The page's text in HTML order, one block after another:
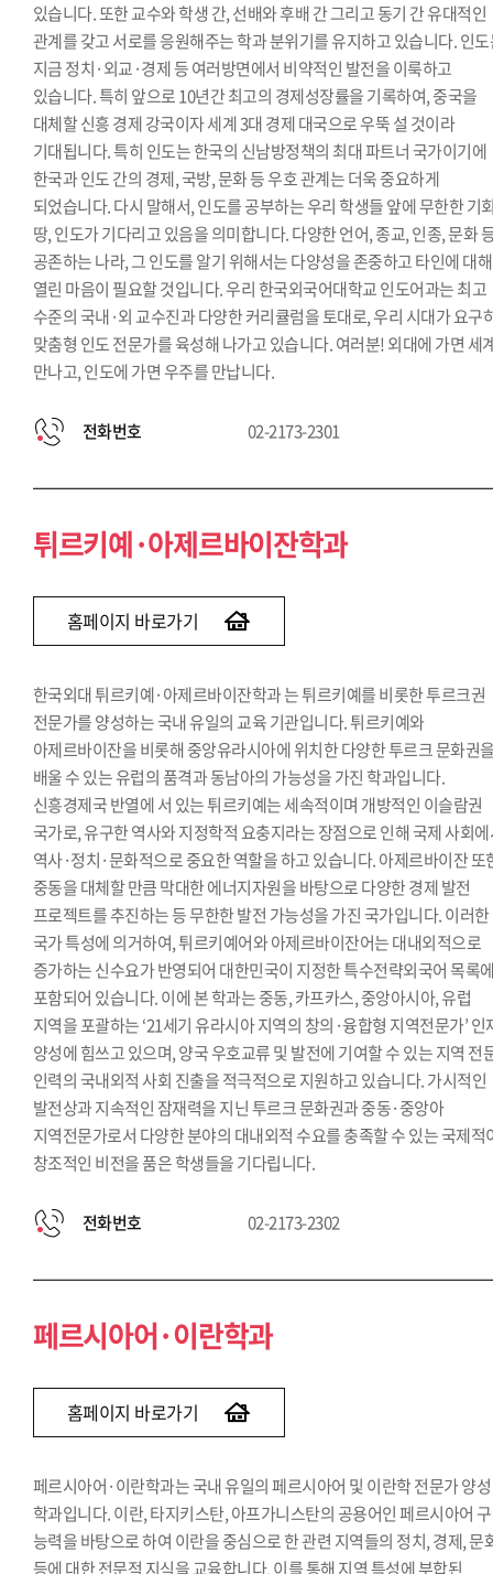
있습니다. 또한 교수와 학생 간, 선배와 후배 간 그리고 동기 간 유대적인
관계를 갖고 서로를 응원해주는 학과 분위기를 유지하고 있습니다. 인
지금 정치·외교·경제 등 여러방면에서 비약적인 발전을 이룩하고
있습니다. 특히 앞으로 10년간 최고의 경제성장률을 기록하여, 중국을
대체할 신흥 경제 강국이자 세계 3대 경제 대국으로 우뚝 설 것이라
기대됩니다. 특히 인도는 한국의 신남방정책의 최대 파트너 국가이기에
한국과 인도 간의 경제, 국방, 문화 등 우호 관계는 더욱 중요하게
되었습니다. 다시 말해서, 인도를 공부하는 우리 학생들 앞에 무한한 기
땅, 인도가 기다리고 있음을 의미합니다. 다양한 언어, 종교, 인종, 문화
공존하는 나라, 그 인도를 알기 위해서는 다양성을 존중하고 타인에 대해
열린 마음이 필요할 것입니다. 우리 한국외국어대학교 인도어과는 최고
수준의 국내·외 교수진과 다양한 커리큘럼을 토대로, 우리 시대가 요구
맞춤형 인도 전문가를 육성해 나가고 있습니다. 여러분! 외대에 가면 세
만나고, 인도에 가면 우주를 만납니다.
전화번호 02-2173-2301
튀르키예·아제르바이잔학과
홈페이지 바로가기
한국외대 튀르키예·아제르바이잔학과 는 튀르키예를 비롯한 투르크권
전문가를 양성하는 국내 유일의 교육 기관입니다. 튀르키예와
아제르바이잔을 비롯해 중앙유라시아에 위치한 다양한 투르크 문화권
배울 수 있는 유럽의 품격과 동남아의 가능성을 가진 학과입니다.
신흥경제국 반열에 서 있는 튀르키예는 세속적이며 개방적인 이슬람권
국가로, 유구한 역사와 지정학적 요충지라는 장점으로 인해 국제 사회
역사·정치·문화적으로 중요한 역할을 하고 있습니다. 아제르바이잔 또
중동을 대체할 만큼 막대한 에너지자원을 바탕으로 다양한 경제 발전
프로젝트를 추진하는 등 무한한 발전 가능성을 가진 국가입니다. 이러한
국가 특성에 의거하여, 튀르키예어와 아제르바이잔어는 대내외적으로
증가하는 신수요가 반영되어 대한민국이 지정한 특수전략외국어 목록
포함되어 있습니다. 이에 본 학과는 중동, 카프카스, 중앙아시아, 유럽
지역을 포괄하는 ‘21세기 유라시아 지역의 창의·융합형 지역전문가’ 인
양성에 힘쓰고 있으며, 양국 우호교류 및 발전에 기여할 수 있는 지역 전
인력의 국내외적 사회 진출을 적극적으로 지원하고 있습니다. 가시적인
발전상과 지속적인 잠재력을 지닌 투르크 문화권과 중동·중앙아
지역전문가로서 다양한 분야의 대내외적 수요를 충족할 수 있는 국제적
창조적인 비전을 품은 학생들을 기다립니다.
전화번호 02-2173-2302
페르시아어·이란학과
홈페이지 바로가기
페르시아어·이란학과는 국내 유일의 페르시아어 및 이란학 전문가 양성
학과입니다. 이란, 타지키스탄, 아프가니스탄의 공용어인 페르시아어
능력을 바탕으로 하여 이란을 중심으로 한 관련 지역들의 정치, 경제, 문
등에 대한 전문적 지식을 교육합니다. 이를 통해 지역 특성에 부합된